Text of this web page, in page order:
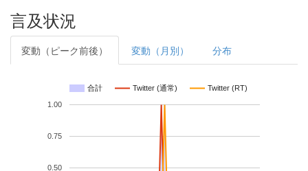
言及状況
変動（ピーク前後） 変動（月別） 分布
合計 Twitter (通常) Twitter (RT)
0.50
0.75
1.00